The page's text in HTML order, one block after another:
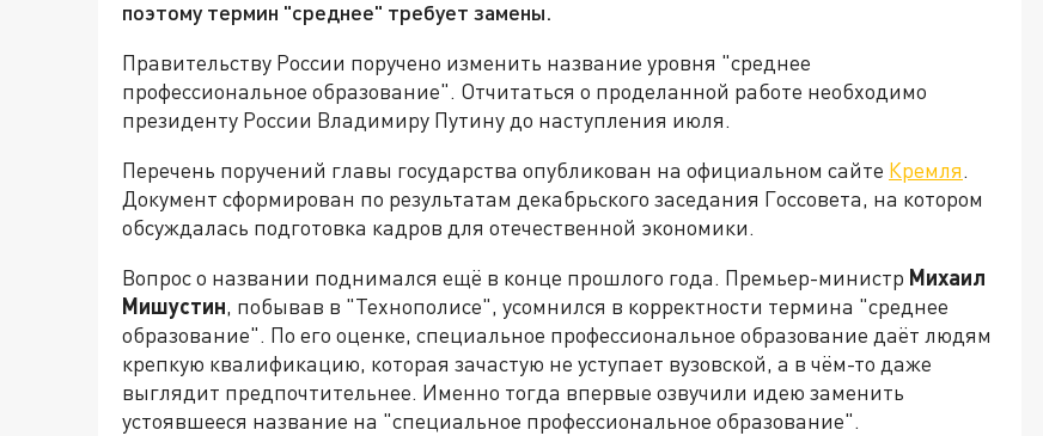
поэтому термин "среднее" требует замены.
Правительству России поручено изменить название уровня "среднее
профессиональное образование". Отчитаться о проделанной работе необходимо
президенту России Владимиру Путину до наступления июля.
Перечень поручений главы государства опубликован на официальном сайте Кремля.
Документ сформирован по результатам декабрьского заседания Госсовета, на котором
обсуждалась подготовка кадров для отечественной экономики.
Вопрос о названии поднимался ещё в конце прошлого года. Премьер-министр Михаил
Мишустин, побывав в "Технополисе", усомнился в корректности термина "среднее
образование". По его оценке, специальное профессиональное образование даёт людям
крепкую квалификацию, которая зачастую не уступает вузовской, а в чём-то даже
выглядит предпочтительнее. Именно тогда впервые озвучили идею заменить
устоявшееся название на "специальное профессиональное образование".